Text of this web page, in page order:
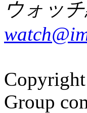
ウォッ
Group